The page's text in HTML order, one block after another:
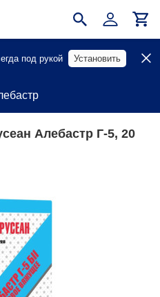
под рукой Установить
Алебастр Г-5, 20